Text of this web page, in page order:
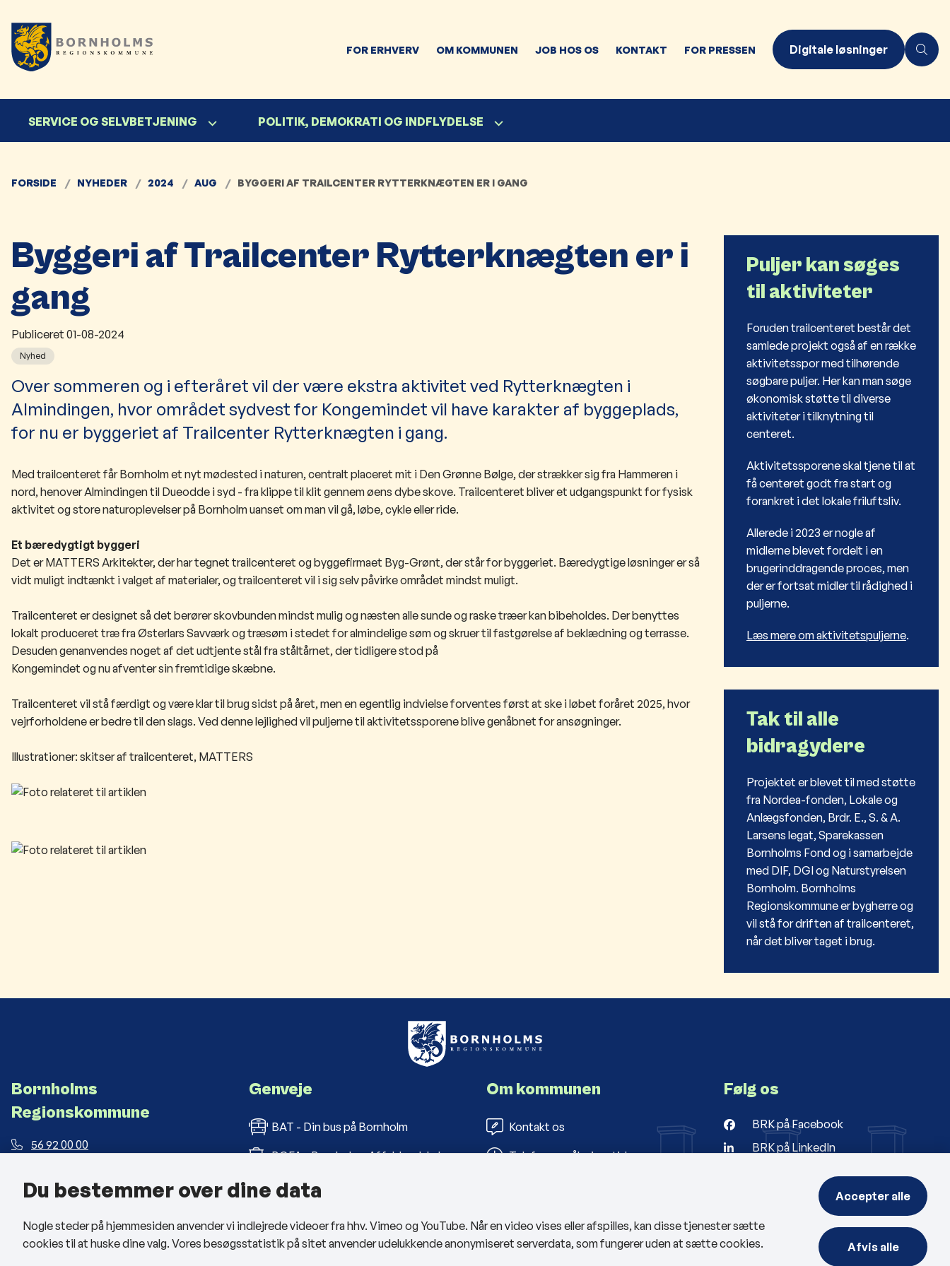
FOR ERHVERV OM KOMMUNEN JOB HOS OS KONTAKT FOR PRESSEN Digitale løsninger
SERVICE OG SELVBETJENING POLITIK, DEMOKRATI OG INDFLYDELSE
FORSIDE NYHEDER 2024 AUG BYGGERI AF TRAILCENTER RYTTERKNÆGTEN ER I GANG
Byggeri af Trailcenter Rytterknægten er i
gang
Publiceret 01-08-2024
Nyhed
​​​​Over sommeren og i efteråret vil der være ekstra aktivitet ved Rytterknægten i
Almindingen, hvor området sydvest for Kongemindet vil have karakter af byggeplads,
for nu er byggeriet af Trailcenter Rytterknægten i gang.
Med trailcenteret får Bornholm et nyt mødested i naturen, centralt placeret mit i Den Grønne Bølge, der strækker sig fra Hammeren i
nord, henover Almindingen til Dueodde i syd - fra klippe til klit gennem øens dybe skove. Trailcenteret bliver et udgangspunkt for fysisk
aktivitet og store naturoplevelser på Bornholm uanset om man vil gå, løbe, cykle eller ride.
​Et bæredygtigt byggeri
Det er MATTERS Arkitekter, der har tegnet trailcenteret og byggefirmaet Byg-Grønt, der står for byggeriet. Bæredygtige løsninger er så
vidt muligt indtænkt i valget af materialer, og trailcenteret vil i sig selv påvirke området mindst muligt.
Trailcenteret er designet så det berører skovbunden mindst mulig og næsten alle sunde og raske træer kan bibeholdes. Der benyttes
lokalt produceret træ fra Østerlars Savværk og træsøm i stedet for almindelige søm og skruer til fastgørelse af beklædning og terrasse.
Desuden genanvende​s noget af det udtjente stål fra ståltårnet, der tidligere stod på
Kongemindet og nu afventer sin fremtidige skæbne.
Trailcenteret vil stå færdigt og være klar til brug sidst på året, men en egentlig indvielse forventes først at ske i løbet foråret 2025, hvor
vejrforholdene er bedre til den slags. Ved denne lejlighed vil puljerne til aktivitetssporene blive genåbnet for ansøgninger.
Illustrationer: skitser af trailcenteret, MATTERS
Puljer kan søges
til aktiviteter
Foruden trailcenteret består det
samlede projekt også af en række
aktivitetsspor med tilhørende
søgbare puljer. Her kan man søge
økonomisk støtte til diverse
aktiviteter i tilknytning til
centeret.
Aktivitetssporene skal tjene til at
få centeret godt fra start og
forankret i det lokale friluftsliv.
Allerede i 2023 er nogle af
midlerne blevet fordelt i en
brugerinddragende proces, men
der er fortsat midler til rådighed i
puljerne.
Læs mere om aktivitetspuljerne.
Tak til alle
bidragydere
Projektet er blevet til med støtte
fra Nordea-fonden, Lokale og
Anlægsfonden, Brdr. E., S. & A.
Larsens legat, Sparekassen
Bornholms Fond og i samarbejde
med DIF, DGI og Naturstyrelsen
Bornholm. Bornholms
Regionskommune er bygherre og
vil stå for driften af trailcenteret,
når det bliver taget i brug.
Bornholms
Regionskommune
56 92 00 00
Landemærket 26, 3700 Rønne
Man - tors: kl. 09:00 - 14:00
Genveje
BAT - Din bus på Bornholm
BOFA - Bornholms Affaldsselskab
Bornholms Folkebiblioteker
Om kommunen
Kontakt os
Telefon- og åbningstider
Cookies
Følg os
BRK på Facebook
BRK på LinkedIn
Du bestemmer over dine data
Nogle steder på hjemmesiden anvender vi indlejrede videoer fra hhv. Vimeo og YouTube. Når en video vises eller afspilles, kan disse tjenester sætte
cookies til at huske dine valg. Vores besøgsstatistik på sitet anvender udelukkende anonymiseret serverdata, som fungerer uden at sætte cookies.
Accepter alle
Afvis alle